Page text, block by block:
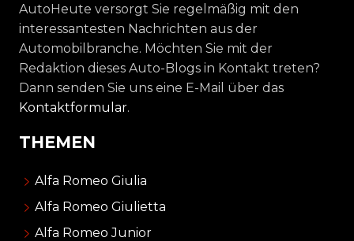
AutoHeute versorgt Sie regelmäßig mit den
interessantesten Nachrichten aus der
Automobilbranche. Möchten Sie mit der
Redaktion dieses Auto-Blogs in Kontakt treten?
Dann senden Sie uns eine E-Mail über das
Kontaktformular.
THEMEN
Alfa Romeo Giulia
Alfa Romeo Giulietta
Alfa Romeo Junior